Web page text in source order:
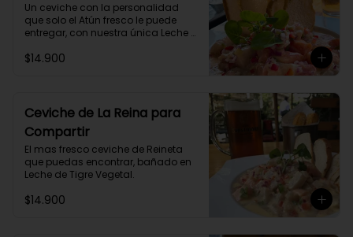
Un ceviche con la personalidad
que solo el Atún fresco le puede
entregar, con nuestra única Leche
$14.900
Ceviche de La Reina para
Compartir
El mas fresco ceviche de Reineta
que puedas encontrar, bañado en
Leche de Tigre Vegetal.
$14.900